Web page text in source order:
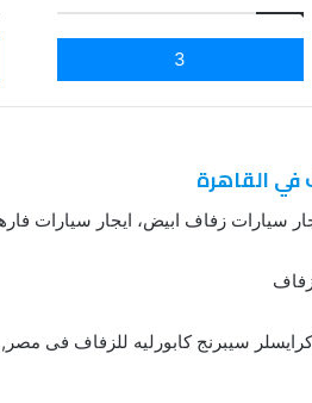
3
في القاهرة
سيبرنج كابورليه للزفاف فى مصر,